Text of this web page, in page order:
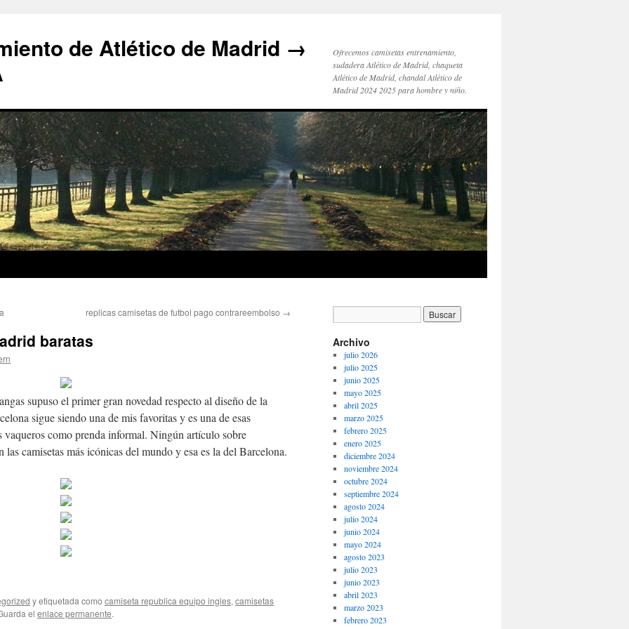
de Atlético de Madrid →
Ofrecemos camisetas entrenamiento,
sudadera Atlético de Madrid, chaqueta
Atlético de Madrid, chandal Atlético de
Madrid 2024 2025 para hombre y niño.
replicas camisetas de futbol pago contrareembolso →
baratas
supuso el primer gran novedad respecto al diseño de la
sigue siendo una de mis favoritas y es una de esas
vaqueros como prenda informal. Ningún artículo sobre
camisetas más icónicas del mundo y esa es la del Barcelona.
y etiquetada como camiseta republica equipo ingles, camisetas
el enlace permanente.
Archivo
julio 2026
julio 2025
junio 2025
mayo 2025
abril 2025
marzo 2025
febrero 2025
enero 2025
diciembre 2024
noviembre 2024
octubre 2024
septiembre 2024
agosto 2024
julio 2024
junio 2024
mayo 2024
agosto 2023
julio 2023
junio 2023
abril 2023
marzo 2023
febrero 2023